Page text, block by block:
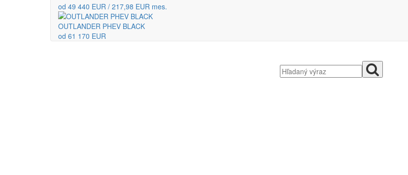
od 49 440 EUR / 217,98 EUR mes.
OUTLANDER PHEV BLACK
od 61 170 EUR